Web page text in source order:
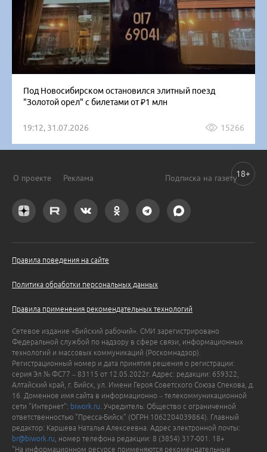
Под Новосибирском остановился элитный поезд
"Золотой орел" с билетами от ₽1 млн
19:12, 31.07.2026 15266
О проекте Реклама Подписка на газету
Правила поведения на сайте
Политика обработки персональных данных
Правила применения рекомендательных технологий
Сетевое издание «Бийский рабочий». СМИ зарегистрировано
Федеральной службой по надзору в сфере связи, информационных
технологий и массовых коммуникаций (Роскомнадзор).
Регистрационный номер и дата принятия решения о регистрации:
серия Эл № ФС77 – 83115 от 12.05.2022г. Адрес: редакции: 659322,
Алтайский край, г. Бийск, ул. Имени Героя Советского Союза Спекова, д.
16. Доменное имя сайта в информационно – телекоммуникационной
сети "Интернет": biwork.ru . Учредитель: Общество с ограниченной
ответственностью "Пресса-Бийск" (ОГРН 1062204039864). Главный
редактор: Каршева Наталья Алексеевна. Адрес электронной почты:
br@biwork.ru , номер телефона редакции: 8 (3854) 317-001. 18+
"На информационном ресурсе применяются рекомендательные
18+